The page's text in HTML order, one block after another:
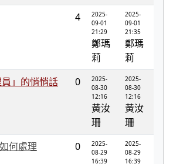
4
2025-
09-01
21:29
鄭瑪
莉
2025-
09-01
21:35
鄭瑪
莉
」的悄悄話
0
2025-
08-30
12:16
黃汝
珊
2025-
08-30
12:16
黃汝
珊
何處理
0
2025-
08-29
16:39
2025-
08-29
16:39